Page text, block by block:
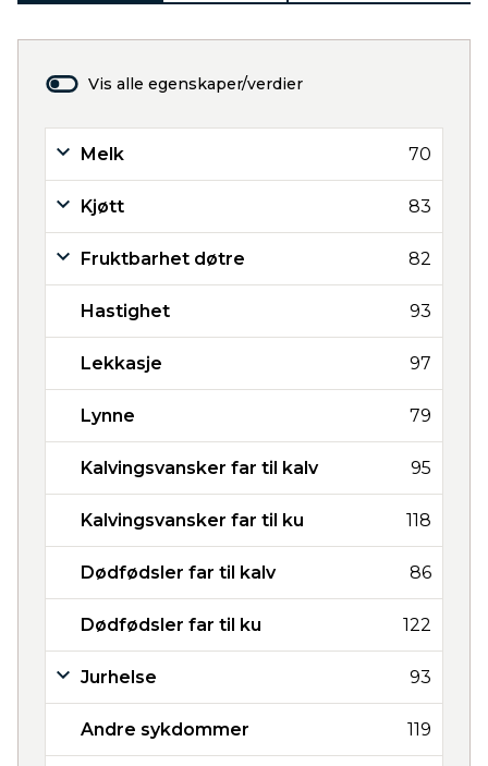
Vis alle egenskaper/verdier
Melk 70
Kjøtt 83
Fruktbarhet døtre 82
Hastighet 93
Lekkasje 97
Lynne 79
Kalvingsvansker far til kalv 95
Kalvingsvansker far til ku 118
Dødfødsler far til kalv 86
Dødfødsler far til ku 122
Jurhelse 93
Andre sykdommer 119